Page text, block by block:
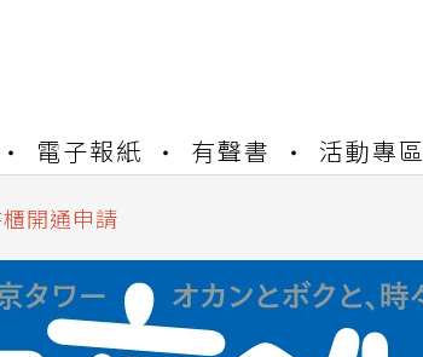
電子報紙 有聲書 活動專區
合併結果查詢
開通申請
產合併申請圖文教學
合併結果查詢
站同步暫停部分閱讀服務